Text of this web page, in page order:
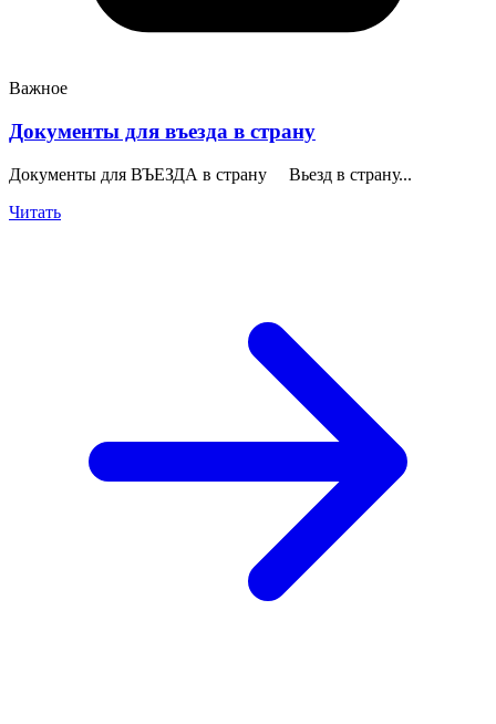
Важное
Документы для въезда в страну
Документы для ВЪЕЗДА в страну Вьезд в страну...
Читать